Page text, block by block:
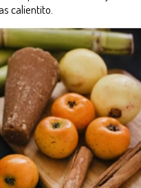
calientito.